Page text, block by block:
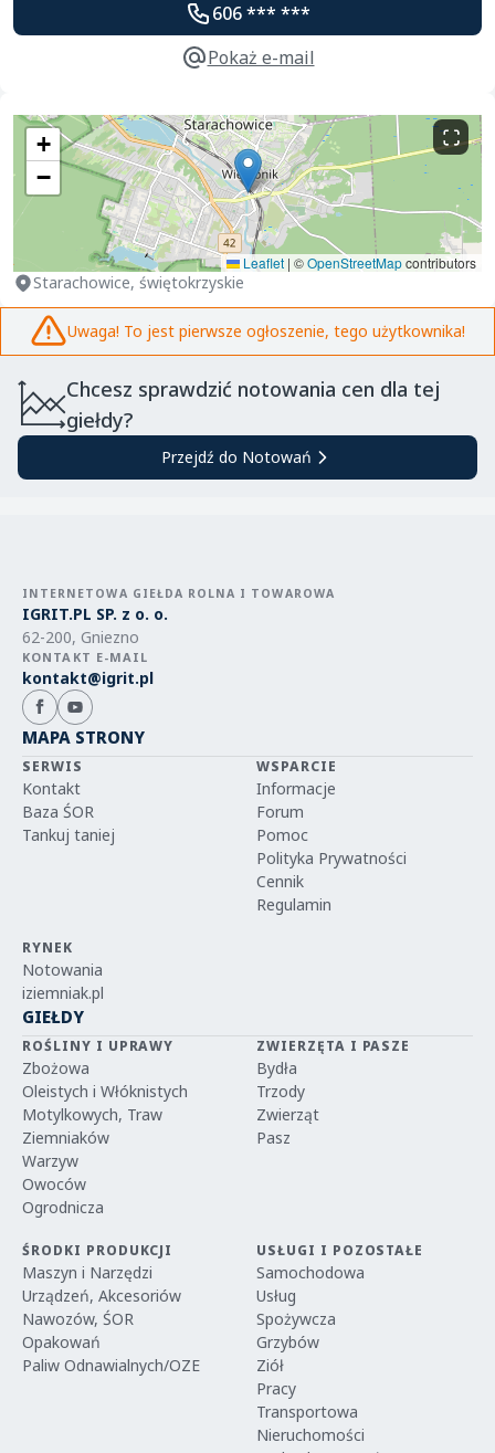
606 *** ***
Pokaż e-mail
+
−
Leaflet | ©OpenStreetMapcontributors
Starachowice, świętokrzyskie
Uwaga! To jest pierwsze ogłoszenie, tego użytkownika!
Chcesz sprawdzić notowania cen dla tej
giełdy?
Przejdź do Notowań
INTERNETOWA GIEŁDA ROLNA I TOWAROWA
IGRIT.PL SP. z o. o.
62-200, Gniezno
KONTAKT E-MAIL
kontakt@igrit.pl
MAPA STRONY
SERWIS
Kontakt
Baza ŚOR
Tankuj taniej
WSPARCIE
Informacje
Forum
Pomoc
Polityka Prywatności
Cennik
Regulamin
RYNEK
Notowania
iziemniak.pl
GIEŁDY
ROŚLINY I UPRAWY
Zbożowa
Oleistych i Włóknistych
Motylkowych, Traw
Ziemniaków
Warzyw
Owoców
Ogrodnicza
ZWIERZĘTA I PASZE
Bydła
Trzody
Zwierząt
Pasz
ŚRODKI PRODUKCJI
Maszyn i Narzędzi
Urządzeń, Akcesoriów
Nawozów, ŚOR
Opakowań
Paliw Odnawialnych/OZE
USŁUGI I POZOSTAŁE
Samochodowa
Usług
Spożywcza
Grzybów
Ziół
Pracy
Transportowa
Nieruchomości